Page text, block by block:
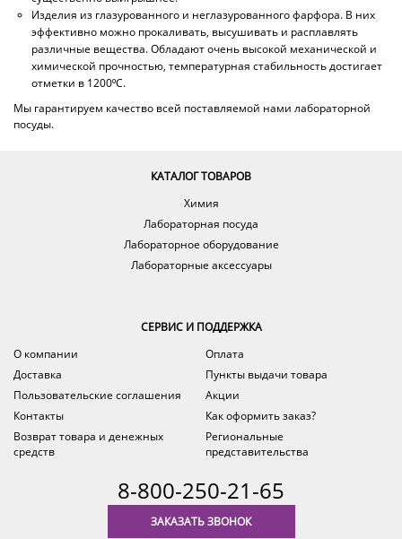
Изделия из глазурованного и неглазурованного фарфора. В них
эффективно можно прокаливать, высушивать и расплавлять
различные вещества. Обладают очень высокой механической и
химической прочностью, температурная стабильность достигает
отметки в 1200⁰С.
Мы гарантируем качество всей поставляемой нами лабораторной
посуды.
КАТАЛОГ ТОВАРОВ
Химия
Лабораторная посуда
Лабораторное оборудование
Лабораторные аксессуары
СЕРВИС И ПОДДЕРЖКА
О компании
Оплата
Доставка
Пункты выдачи товара
Пользовательские соглашения
Акции
Контакты
Как оформить заказ?
Возврат товара и денежных
средств
Региональные
представительства
8-800-250-21-65
ЗАКАЗАТЬ ЗВОНОК